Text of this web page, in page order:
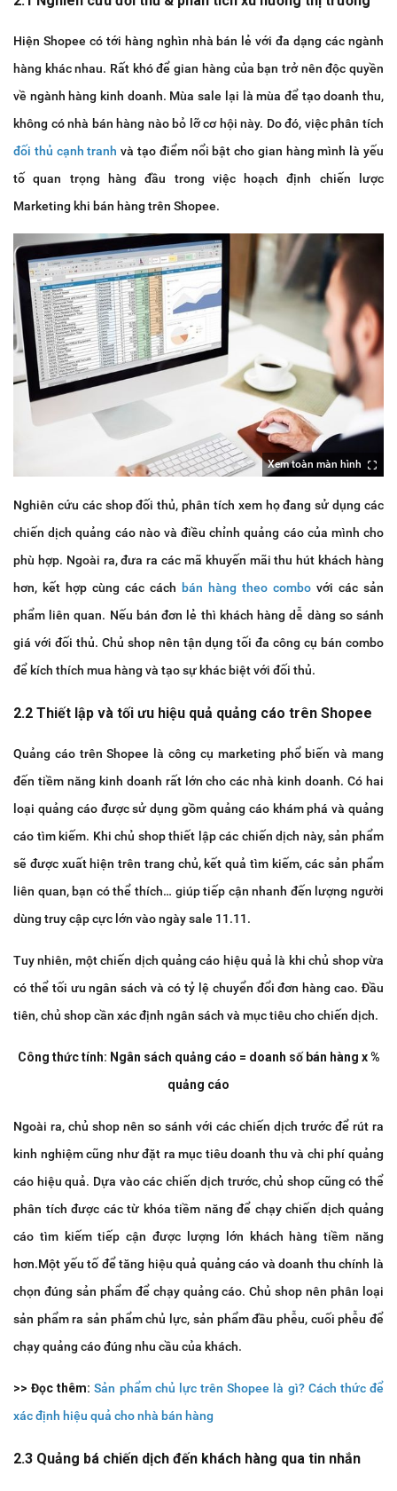
Hiện Shopee có tới hàng nghìn nhà bán lẻ với đa dạng các ngành
hàng khác nhau. Rất khó để gian hàng của bạn trở nên độc quyền
về ngành hàng kinh doanh. Mùa sale lại là mùa để tạo doanh thu,
không có nhà bán hàng nào bỏ lỡ cơ hội này. Do đó, việc phân tích
đối thủ cạnh tranh và tạo điểm nổi bật cho gian hàng mình là yếu
tố quan trọng hàng đầu trong việc hoạch định chiến lược
Marketing khi bán hàng trên Shopee.
Xem toàn màn hình
Nghiên cứu các shop đối thủ, phân tích xem họ đang sử dụng các
chiến dịch quảng cáo nào và điều chỉnh quảng cáo của mình cho
phù hợp. Ngoài ra, đưa ra các mã khuyến mãi thu hút khách hàng
hơn, kết hợp cùng các cách bán hàng theo combo với các sản
phẩm liên quan. Nếu bán đơn lẻ thì khách hàng dễ dàng so sánh
giá với đối thủ. Chủ shop nên tận dụng tối đa công cụ bán combo
để kích thích mua hàng và tạo sự khác biệt với đối thủ.
2.2 Thiết lập và tối ưu hiệu quả quảng cáo trên Shopee
Quảng cáo trên Shopee là công cụ marketing phổ biến và mang
đến tiềm năng kinh doanh rất lớn cho các nhà kinh doanh. Có hai
loại quảng cáo được sử dụng gồm quảng cáo khám phá và quảng
cáo tìm kiếm. Khi chủ shop thiết lập các chiến dịch này, sản phẩm
sẽ được xuất hiện trên trang chủ, kết quả tìm kiếm, các sản phẩm
liên quan, bạn có thể thích… giúp tiếp cận nhanh đến lượng người
dùng truy cập cực lớn vào ngày sale 11.11.
Tuy nhiên, một chiến dịch quảng cáo hiệu quả là khi chủ shop vừa
có thể tối ưu ngân sách và có tỷ lệ chuyển đổi đơn hàng cao. Đầu
tiên, chủ shop cần xác định ngân sách và mục tiêu cho chiến dịch.
Công thức tính: Ngân sách quảng cáo = doanh số bán hàng x %
quảng cáo
Ngoài ra, chủ shop nên so sánh với các chiến dịch trước để rút ra
kinh nghiệm cũng như đặt ra mục tiêu doanh thu và chi phí quảng
cáo hiệu quả. Dựa vào các chiến dịch trước, chủ shop cũng có thể
phân tích được các từ khóa tiềm năng để chạy chiến dịch quảng
cáo tìm kiếm tiếp cận được lượng lớn khách hàng tiềm năng
hơn.Một yếu tố để tăng hiệu quả quảng cáo và doanh thu chính là
chọn đúng sản phẩm để chạy quảng cáo. Chủ shop nên phân loại
sản phẩm ra sản phẩm chủ lực, sản phẩm đầu phễu, cuối phễu để
chạy quảng cáo đúng nhu cầu của khách.
>> Đọc thêm:Sản phẩm chủ lực trên Shopee là gì? Cách thức để
xác định hiệu quả cho nhà bán hàng
2.3 Quảng bá chiến dịch đến khách hàng qua tin nhắn